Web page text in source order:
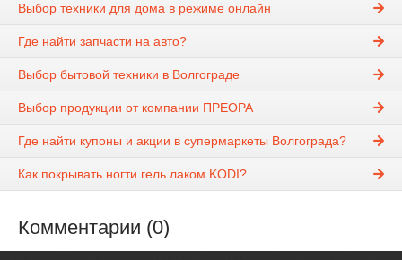
Выбор техники для дома в режиме онлайн
Где найти запчасти на авто?
Выбор бытовой техники в Волгограде
Выбор продукции от компании ПРЕОРА
Где найти купоны и акции в супермаркеты Волгограда?
Как покрывать ногти гель лаком KODI?
Комментарии (0)